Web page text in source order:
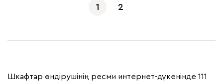
1 2
Шкафтар өндірушінің ресми интернет-дүкенінде 111